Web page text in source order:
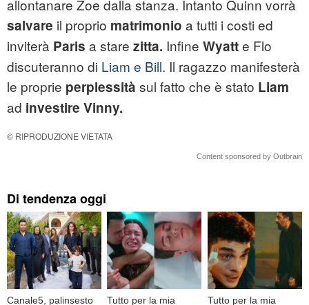
allontanare Zoe dalla stanza. Intanto Quinn vorrà
salvare il proprio matrimonio a tutti i costi ed
inviterà Paris a stare zitta. Infine Wyatte Flo
discuteranno di Liam e Bill. Il ragazzo manifesterà
le proprie perplessità sul fatto che è stato Liam
ad investire Vinny.
© RIPRODUZIONE VIETATA
Content sponsored by Outbrain
Di tendenza oggi
Canale5, palinsesto
Tutto per la mia
Tutto per la mia